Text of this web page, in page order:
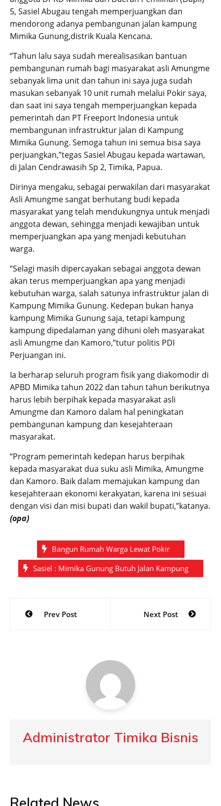
5, Sasiel Abugau tengah memperjuangkan dan
mendorong adanya pembangunan jalan kampung
Mimika Gunung,distrik Kuala Kencana.
“Tahun lalu saya sudah merealisasikan bantuan
pembangunan rumah bagi masyarakat asli Amungme
sebanyak lima unit dan tahun ini saya juga sudah
masukan sebanyak 10 unit rumah melalui Pokir saya,
dan saat ini saya tengah memperjuangkan kepada
pemerintah dan PT Freeport Indonesia untuk
membangunan infrastruktur jalan di Kampung
Mimika Gunung. Semoga tahun ini semua bisa saya
perjuangkan,”tegas Sasiel Abugau kepada wartawan,
di Jalan Cendrawasih Sp 2, Timika, Papua.
Dirinya mengaku, sebagai perwakilan dari masyarakat
Asli Amungme sangat berhutang budi kepada
masyarakat yang telah mendukungnya untuk menjadi
anggota dewan, sehingga menjadi kewajiban untuk
memperjuangkan apa yang menjadi kebutuhan
warga.
“Selagi masih dipercayakan sebagai anggota dewan
akan terus memperjuangkan apa yang menjadi
kebutuhan warga, salah satunya infrastruktur jalan di
Kampung Mimika Gunung. Kedepan bukan hanya
kampung Mimika Gunung saja, tetapi kampung
kampung dipedalaman yang dihuni oleh masyarakat
asli Amungme dan Kamoro,”tutur politis PDI
Perjuangan ini.
Ia berharap seluruh program fisik yang diakomodir di
APBD Mimika tahun 2022 dan tahun tahun berikutnya
harus lebih berpihak kepada masyarakat asli
Amungme dan Kamoro dalam hal peningkatan
pembangunan kampung dan kesejahteraan
masyarakat.
“Program pemerintah kedepan harus berpihak
kepada masyarakat dua suku asli Mimika, Amungme
dan Kamoro. Baik dalam memajukan kampung dan
kesejahteraan ekonomi kerakyatan, karena ini sesuai
dengan visi dan misi bupati dan wakil bupati,”katanya.
(opa)
Bangun Rumah Warga Lewat Pokir
Sasiel : Mimika Gunung Butuh Jalan Kampung
Post
navigation
Prev Post Next Post
Administrator Timika Bisnis